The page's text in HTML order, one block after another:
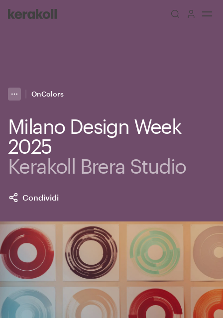
Go to Homepage
More
Toggle menu
OnColors
Milano Design Week
2025
Kerakoll Brera Studio
Condividi